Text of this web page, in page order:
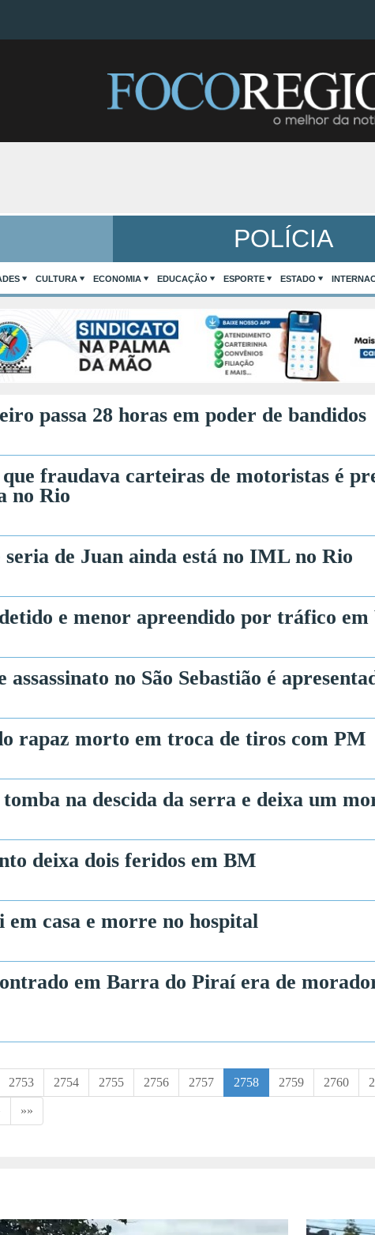
POLÍCIA
CULTURA ECONOMIA EDUCAÇÃO ESPORTE ESTADO
passa 28 horas em poder de bandidos
fraudava carteiras de motoristas é
no Rio
seria de Juan ainda está no IML no Rio
e menor apreendido por tráfico
assassinato no São Sebastião é
rapaz morto em troca de tiros com PM
na descida da serra e deixa um
deixa dois feridos em BM
casa e morre no hospital
em Barra do Piraí era de
2753 2754 2755 2756 2757 2758 2759 2760
»»